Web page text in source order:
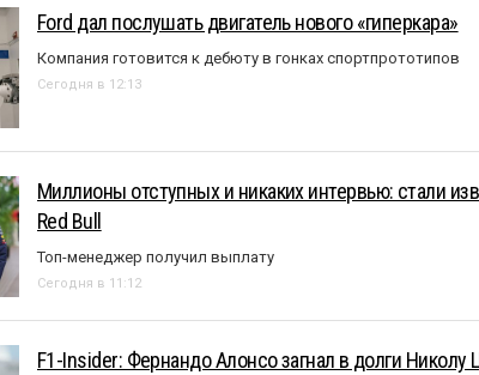
Ford дал послушать двигатель нового «гиперкара»
Компания готовится к дебюту в гонках спортпрототипов
Сегодня в 12:13
Миллионы отступных и никаких интервью: стали
Red Bull
Топ-менеджер получил выплату
Сегодня в 11:12
F1-Insider: Фернандо Алонсо загнал в долги Николу